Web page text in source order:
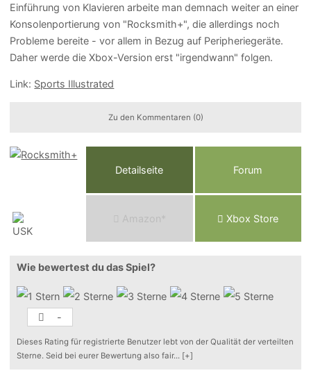
Einführung von Klavieren arbeite man demnach weiter an einer
Konsolenportierung von "Rocksmith+", die allerdings noch
Probleme bereite - vor allem in Bezug auf Peripheriegeräte.
Daher werde die Xbox-Version erst "irgendwann" folgen.
Link: Sports Illustrated
Zu den Kommentaren (0)
Detailseite Forum
Ama o n* Xbox Store
Wie bewertest du das Spiel?
-
Dieses Rating für registrierte Benutzer lebt von der Qualität der verteilten
Sterne. Seid bei eurer Bewertung also fair... [+]